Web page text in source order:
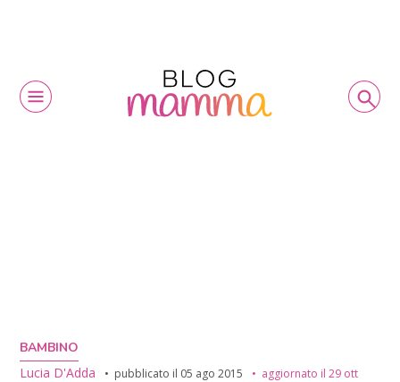
BAMBINO
Lucia D'Adda
pubblicato il 05 ago 2015 aggiornato il29 ott